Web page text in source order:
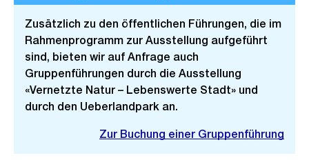
Zusätzlich zu den öffentlichen Führungen, die im
Rahmenprogramm zur Ausstellung aufgeführt
sind, bieten wir auf Anfrage auch
Gruppenführungen durch die Ausstellung
«Vernetzte Natur – Lebenswerte Stadt» und
durch den Ueberlandpark an.
Zur Buchung einer Gruppenführung